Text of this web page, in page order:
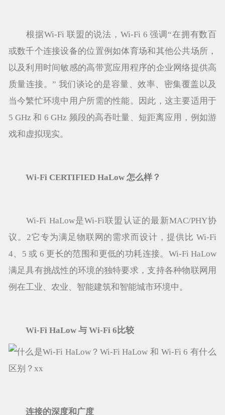
根据Wi-Fi 联盟的说法，Wi-Fi 6 强调“在拥有数百
或数千个连接设备的位置例如体育场和其他公共场所，
以及利用时间敏感的高带宽应用程序的企业网络提供高
质量连接。” 我们谈论的是容量、效率、密集覆盖以及
当今繁忙环境中用户所需的性能。因此，这主要适用于
5 GHz 和 6 GHz 频段的高吞吐量、短距离应用，例如游
戏和虚拟现实。
Wi-Fi CERTIFIED HaLow 怎么样？
Wi-Fi HaLow是Wi-Fi联盟认证的最新MAC/PHY协
议。2它专为满足物联网的需求而设计，提供比 Wi-Fi
4、5 或 6 更长的范围和更低的功耗连接。Wi-Fi HaLow
满足具有挑战性的环境的独特要求，支持各种物联网用
例在工业、农业、智能建筑和智能城市环境中。
Wi-Fi HaLow 与 Wi-Fi 6比较
连接的深度和广度